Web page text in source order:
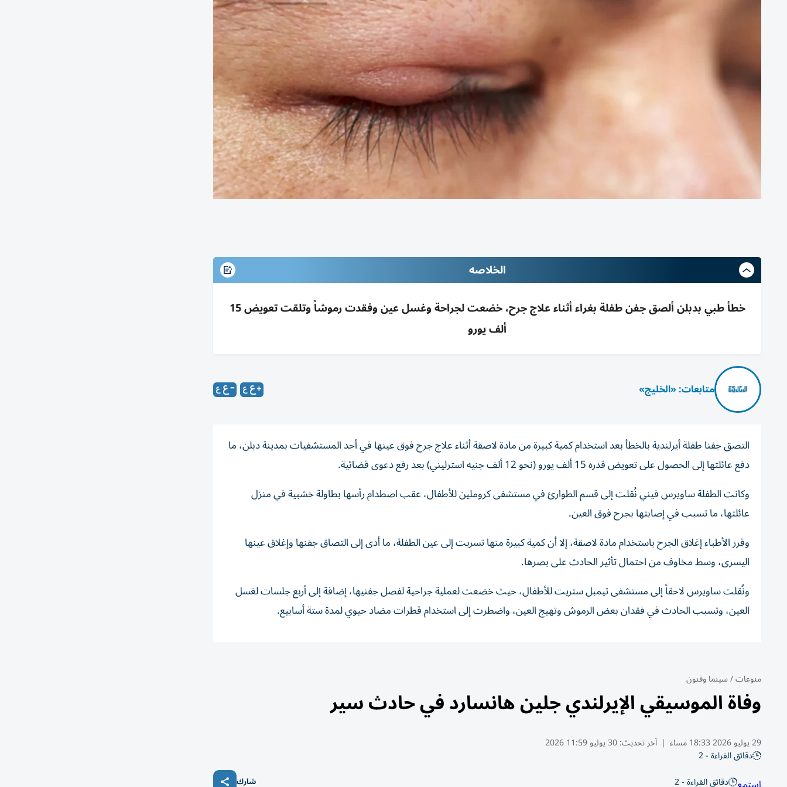
الخلاصه
خطأ طبي بدبلن ألصق جفن طفلة بغراء أثناء علاج جرح، خضعت لجراحة وغسل عين وفقدت رموشاً وتلقت تعويض 15
ألف يورو
متابعات: «الخليج»
التصق جفنا طفلة أيرلندية بالخطأ بعد استخدام كمية كبيرة من مادة لاصقة أثناء علاج جرح فوق عينها في أحد المستشفيات بمدينة دبلن، ما
دفع عائلتها إلى الحصول على تعويض قدره 15 ألف يورو (نحو 12 ألف جنيه استرليني) بعد رفع دعوى قضائية.
وكانت الطفلة ساويرس فيني نُقلت إلى قسم الطوارئ في مستشفى كروملين للأطفال، عقب اصطدام رأسها بطاولة خشبية في منزل
عائلتها، ما تسبب في إصابتها بجرح فوق العين.
وقرر الأطباء إغلاق الجرح باستخدام مادة لاصقة، إلا أن كمية كبيرة منها تسربت إلى عين الطفلة، ما أدى إلى التصاق جفنها وإغلاق عينها
اليسرى، وسط مخاوف من احتمال تأثير الحادث على بصرها.
ونُقلت ساويرس لاحقاً إلى مستشفى تيمبل ستريت للأطفال، حيث خضعت لعملية جراحية لفصل جفنيها، إضافة إلى أربع جلسات لغسل
العين، وتسبب الحادث في فقدان بعض الرموش وتهيج العين، واضطرت إلى استخدام قطرات مضاد حيوي لمدة ستة أسابيع.
منوعات/سينما وفنون
وفاة الموسيقي الإيرلندي جلين هانسارد في حادث سير
29 يوليو 2026 18:33 مساء | آخر تحديث:30 يوليو 11:59 2026
دقائق القراءة - 2
دقائق القراءة - 2 شارك